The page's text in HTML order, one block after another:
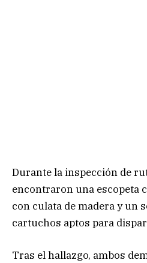
Durante la inspección de
encontraron una escopeta
con culata de madera y un
cartuchos aptos para
Tras el hallazgo, ambos